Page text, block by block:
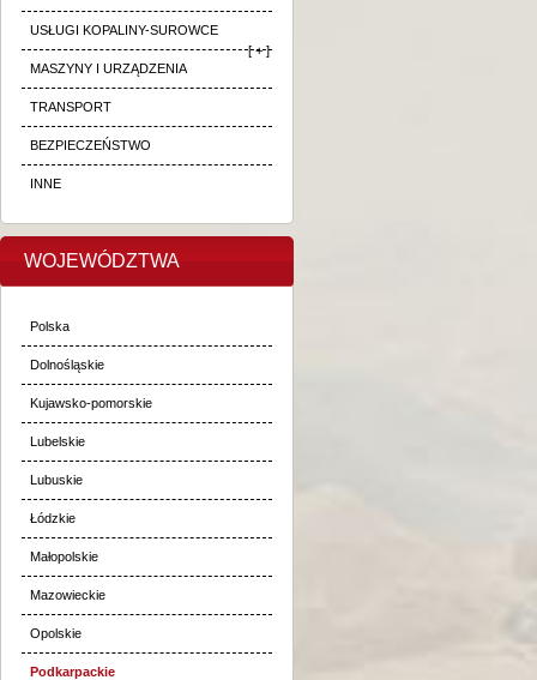
USŁUGI KOPALINY-SUROWCE
[ + ]
MASZYNY I URZĄDZENIA
TRANSPORT
BEZPIECZEŃSTWO
INNE
WOJEWÓDZTWA
Polska
Dolnośląskie
Kujawsko-pomorskie
Lubelskie
Lubuskie
Łódzkie
Małopolskie
Mazowieckie
Opolskie
Podkarpackie